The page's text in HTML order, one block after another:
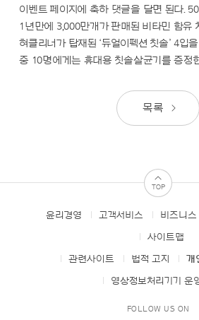
이벤트 페이지에 축하 댓글을 달면 된다.
1년만에 3,000만개가 판매된 비타민 함유
혀클리너가 탑재된 ‘듀얼이펙션 칫솔’ 4입
중 10명에게는 휴대용 칫솔살균기를 증정
목록
TOP
FOOTER윤리경영 고객서비스 비즈니스
사이트맵
관련사이트 법적 고지 개
영상정보처리기기 운
FOLLOW US ON